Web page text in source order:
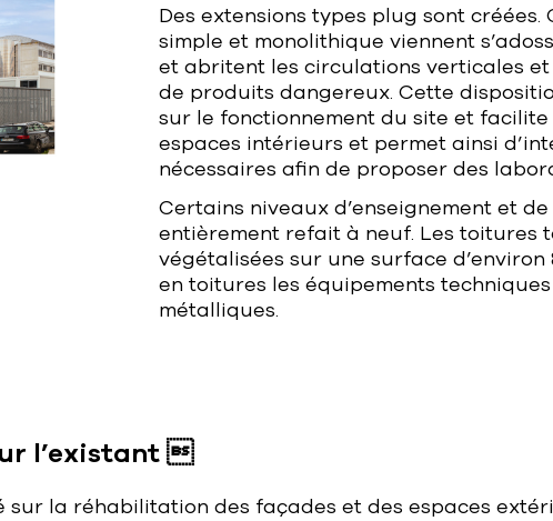
Des extensions types plug sont
simple et monolithique viennent
et abritent les circulations verticales
de produits dangereux. Cette
sur le fonctionnement du site et
espaces intérieurs et permet ainsi
nécessaires afin de proposer des
Certains niveaux d’enseignement et
entièrement refait à neuf. Les toitures
végétalisées sur une surface d’environ
en toitures les équipements
métalliques.
l’existant 
la réhabilitation des façades et des espaces